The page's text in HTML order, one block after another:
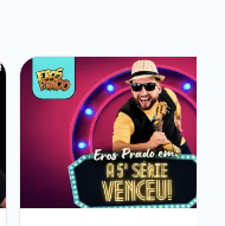
- PRETO DE NEVE
Veja mais sobre EROS